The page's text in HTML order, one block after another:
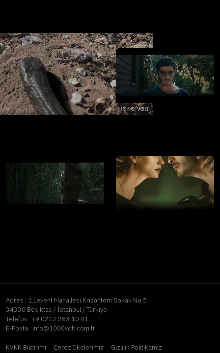
Adres : 1.Levent Mahallesi Krizantem Sokak No:5
34330 Beşiktaş / İstanbul / Türkiye
Telefon : +9 0212 283 10 01
E-Posta : info@1000volt.com.tr
KVKK Bildirimi Çerez İlkelerimiz Gizlilik Politikamız